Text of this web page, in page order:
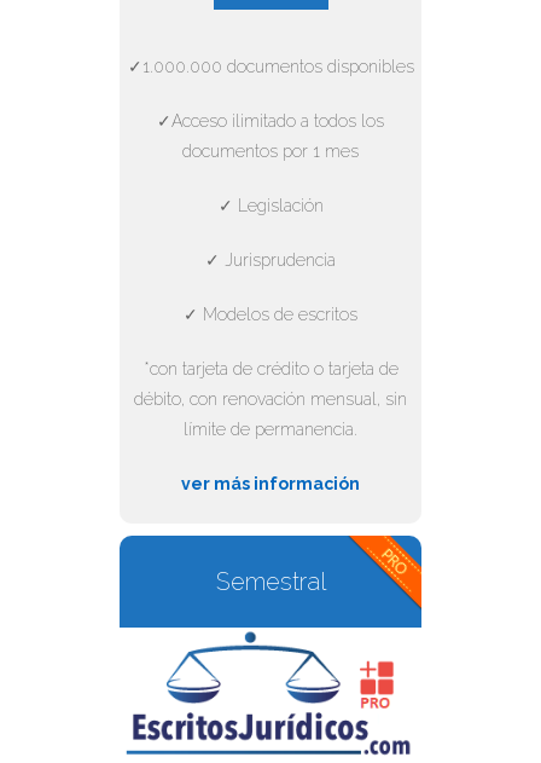
✓1.000.000 documentos disponibles
✓Acceso ilimitado a todos los
documentos por 1 mes
✓ Legislación
✓ Jurisprudencia
✓ Modelos de escritos
*con tarjeta de crédito o tarjeta de
débito, con renovación mensual, sin
límite de permanencia.
ver más información
Semestral